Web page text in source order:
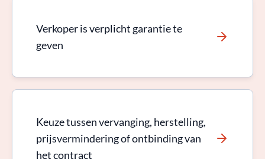
Verkoper is verplicht garantie te
geven
Keuze tussen vervanging, herstelling,
prijsvermindering of ontbinding van
het contract